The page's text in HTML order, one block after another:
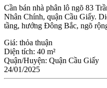
Cần bán nhà phân lô ngõ 83
Nhân Chính, quận Cầu Giấy.
tầng, hướng Đông Bắc, ngõ
Giá: thỏa thuận
Diện tích: 40 m²
Quận/Huyện: Quận Cầu Giấy
24/01/2025